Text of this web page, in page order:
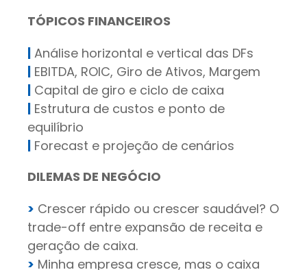
TÓPICOS FINANCEIROS
| Análise horizontal e vertical das DFs
| EBITDA, ROIC, Giro de Ativos, Margem
| Capital de giro e ciclo de caixa
| Estrutura de custos e ponto de
equilíbrio
| Forecast e projeção de cenários
DILEMAS DE NEGÓCIO
> Crescer rápido ou crescer saudável? O
trade-off entre expansão de receita e
geração de caixa.
> Minha empresa cresce, mas o caixa